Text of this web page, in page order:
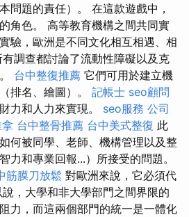
問題的責任）。 在這款遊戲中，
角色。 高等教育機構之間共同實
驗，歐洲是不同文化相互相遇、相
調查都討論了流動性障礙以及克
台中整復推薦 它們可用於建立機
排名、繪圖）。 記帳士 seo顧問
力和人力來實現。 seo服務 公司
台中整骨推薦 台中美式整復 此
何被同學、老師、機構管理以及整
力和專業回報...）所接受的問題。
筋膜刀放鬆 對歐洲來說，它必須代
，大學和非大學部門之間界限的
力，而這兩個部門的統一是一體化